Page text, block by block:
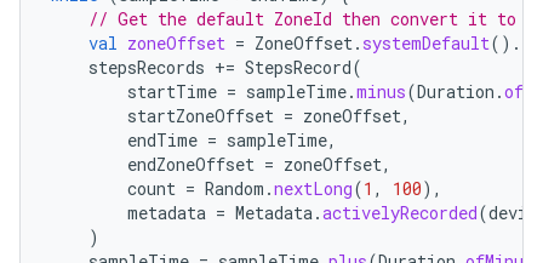
// Get the default ZoneId then convert it to
val zoneOffset = ZoneOffset. systemDefault().
stepsRecords += StepsRecord(
startTime = sampleTime.minus(Duration .
startZoneOffset = zoneOffset,
endTime = sampleTime,
endZoneOffset = zoneOffset,
count = Random .nextLong(1 , 100),
metadata = Metadata.activelyRecorded(
)